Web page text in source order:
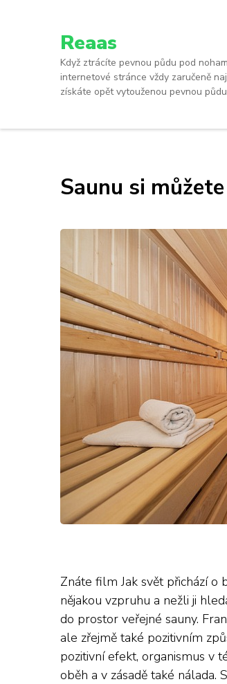
Reaas
Když ztrácíte pevnou půdu pod
internetové stránce vždy zaručeně
získáte opět vytouženou pevnou
Saunu si
Znáte film Jak svět přichází
nějakou vzpruhu a nežli ji
do prostor veřejné sauny.
ale zřejmě také pozitivním
pozitivní efekt, organismus v
oběh a v zásadě také nálada.